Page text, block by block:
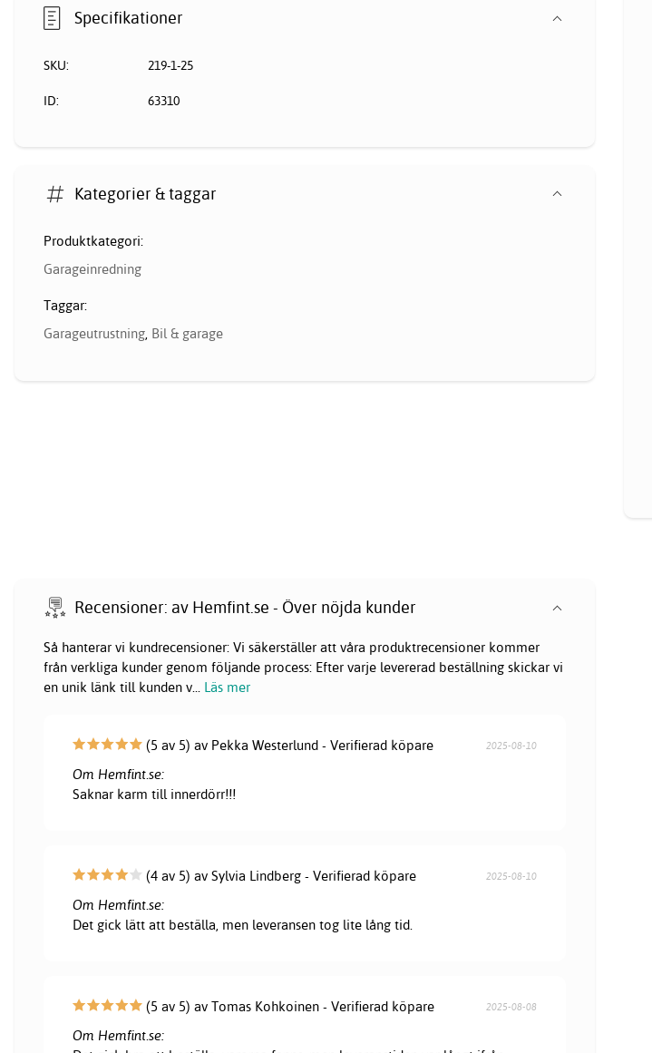
Specifikationer
SKU: 219-1-25
ID: 63310
Kategorier & taggar
Produktkategori:
Garageinredning
Taggar:
Garageutrustning, Bil & garage
Recensioner: av Hemfint.se - Över nöjda kunder
Så hanterar vi kundrecensioner: Vi säkerställer att våra produktrecensioner kommer
från verkliga kunder genom följande process: Efter varje levererad beställning skickar vi
en unik länk till kunden v
Läs mer
(5 av 5) av Pekka Westerlund - Verifierad köpare 2025-08-10
Om Hemfint.se:
Saknar karm till innerdörr!!!
(4 av 5) av Sylvia Lindberg - Verifierad köpare 2025-08-10
Om Hemfint.se:
Det gick lätt att beställa, men leveransen tog lite lång tid.
(5 av 5) av Tomas Kohkoinen - Verifierad köpare 2025-08-08
Om Hemfint.se: